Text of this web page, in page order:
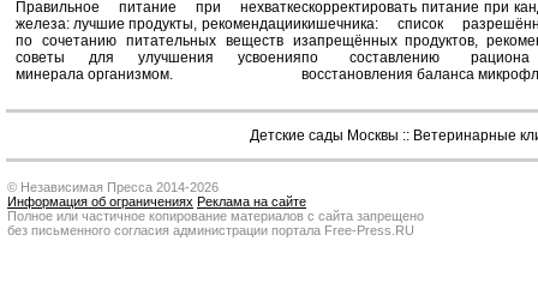
Правильное питание при нехватке
железа: лучшие продукты, рекомендации
по сочетанию питательных веществ и
советы для улучшения усвоения
минерала организмом.
скорректировать питание при
кишечника: список
запрещённых продуктов,
по составлению
восстановления баланса
Детские сады Москвы :: Ветеринарные
© Независимая Пресса 2014-2026
Информация об ограничениях Реклама на сайте
Полное или частичное копирование материалов с сайта запрещено
без письменного согласия администрации портала Free-Press.RU